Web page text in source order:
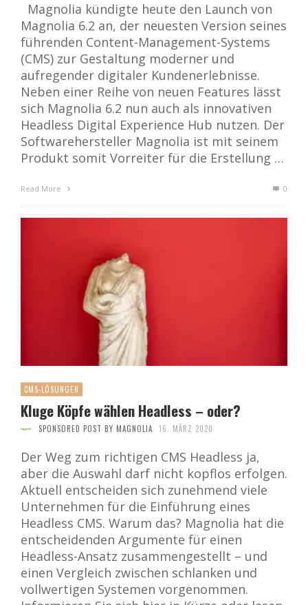
Magnolia kündigte heute den Launch von
Magnolia 6.2 an, der neuesten Version seines
führenden Content-Management-Systems
(CMS) zur Gestaltung moderner und
aufregender digitaler Kundenerlebnisse.
Neben einer Reihe von neuen Features lässt
sich Magnolia 6.2 nun auch als innovativen
Headless Digital Experience Hub nutzen. Der
Softwarehersteller Magnolia ist mit seinem
Produkt somit Vorreiter für die Erstellung …
Read More 0
CMS-LÖSUNGEN
Kluge Köpfe wählen Headless – oder?
SPONSORED POST BY MAGNOLIA 16. MÄRZ 2020
Der Weg zum richtigen CMS Headless ja,
aber die Auswahl darf nicht kopflos erfolgen.
Aktuell entscheiden sich zunehmend viele
Unternehmen für die Einführung eines
Headless CMS. Warum das? Magnolia hat die
entscheidenden Argumente für einen
Headless-Ansatz zusammengestellt – und
einen Vergleich zwischen schlanken und
vollwertigen Systemen vorgenommen.